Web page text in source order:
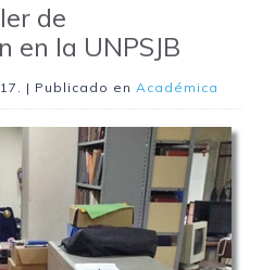
de
en la UNPSJB
. | Publicado en Académica